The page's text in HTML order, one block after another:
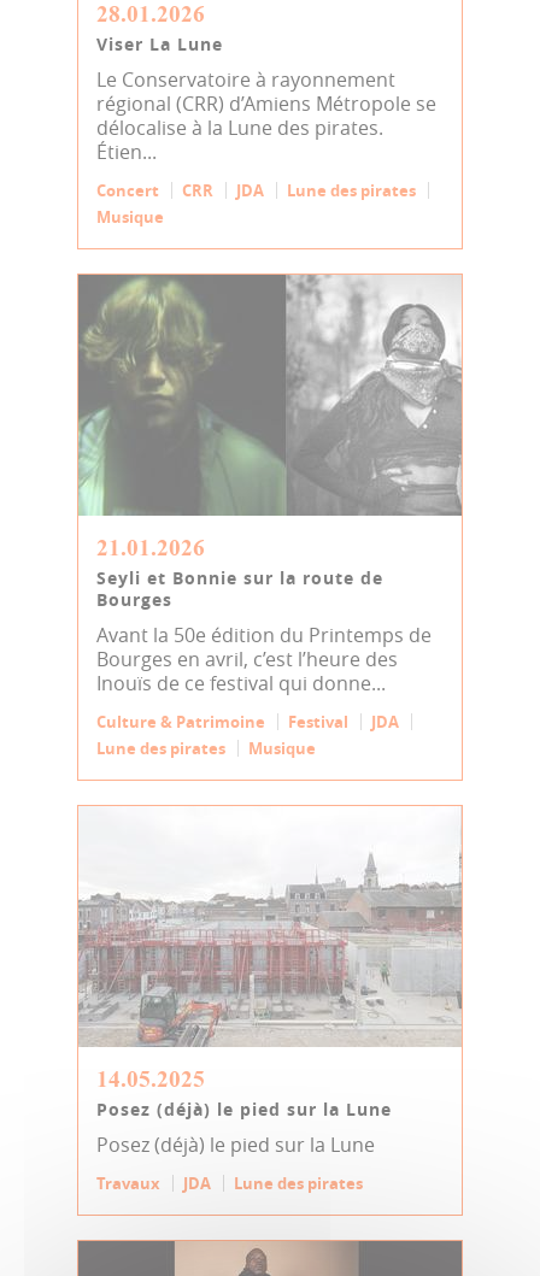
28.01.2026
Viser La Lune
Le Conservatoire à rayonnement
régional (CRR) d’Amiens Métropole se
délocalise à la Lune des pirates.
Étien...
Concert CRR JDA
Lune des pirates
Musique
21.01.2026
Seyli et Bonnie sur la route de
Bourges
Avant la 50e édition du Printemps de
Bourges en avril, c’est l’heure des
Inouïs de ce festival qui donne...
Culture & Patrimoine Festival
JDA
Lune des pirates
Musique
14.05.2025
Posez (déjà) le pied sur la Lune
Posez (déjà) le pied sur la Lune
Travaux JDA Lune des pirates